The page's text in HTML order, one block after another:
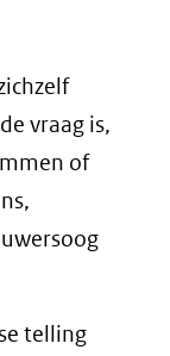
vraag is,
of
telling